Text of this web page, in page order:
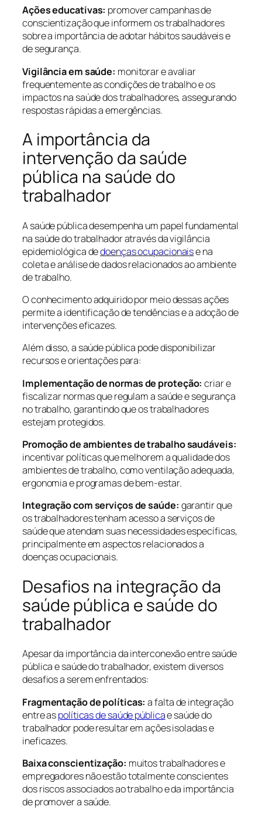
Ações educativas: promover campanhas de
conscientização que informem os trabalhadores
sobre a importância de adotar hábitos saudáveis e
de segurança.
Vigilância em saúde: monitorar e avaliar
frequentemente as condições de trabalho e os
impactos na saúde dos trabalhadores, assegurando
respostas rápidas a emergências.
A importância da
intervenção da saúde
pública na saúde do
trabalhador
A saúde pública desempenha um papel fundamental
na saúde do trabalhador através da vigilância
epidemiológica dedoenças ocupacionaise na
coleta e análise de dados relacionados ao ambiente
de trabalho.
O conhecimento adquirido por meio dessas ações
permite a identificação de tendências e a adoção de
intervenções eficazes.
Além disso, a saúde pública pode disponibilizar
recursos e orientações para:
Implementação de normas de proteção: criar e
fiscalizar normas que regulam a saúde e segurança
no trabalho, garantindo que os trabalhadores
estejam protegidos.
Promoção de ambientes de trabalho saudáveis:
incentivar políticas que melhorem a qualidade dos
ambientes de trabalho, como ventilação adequada,
ergonomia e programas de bem-estar.
Integração com serviços de saúde: garantir que
os trabalhadores tenham acesso a serviços de
saúde que atendam suas necessidades específicas,
principalmente em aspectos relacionados a
doenças ocupacionais.
Desafios na integração da
saúde pública e saúde do
trabalhador
Apesar da importância da interconexão entre saúde
pública e saúde do trabalhador, existem diversos
desafios a serem enfrentados:
Fragmentação de políticas: a falta de integração
entre aspolíticas de saúde públicae saúde do
trabalhador pode resultar em ações isoladas e
ineficazes.
Baixa conscientização: muitos trabalhadores e
empregadores não estão totalmente conscientes
dos riscos associados ao trabalho e da importância
de promover a saúde.